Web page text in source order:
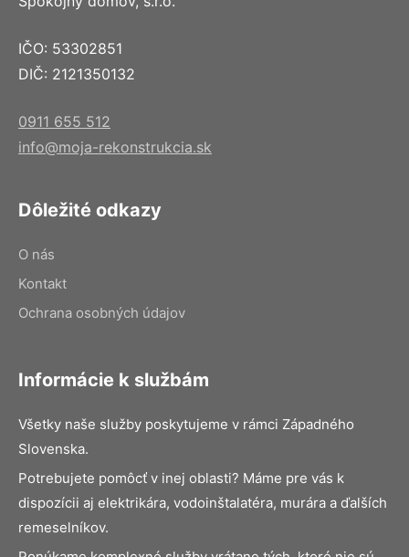
IČO: 53302851
DIČ: 2121350132
0911 655 512
info@moja-rekonstrukcia.sk
Dôležité odkazy
O nás
Kontakt
Ochrana osobných údajov
Informácie k službám
Všetky naše služby poskytujeme v rámci Západného
Slovenska.
Potrebujete pomôcť v inej oblasti? Máme pre vás k
dispozícii aj elektrikára, vodoinštalatéra, murára a ďalších
remeselníkov.